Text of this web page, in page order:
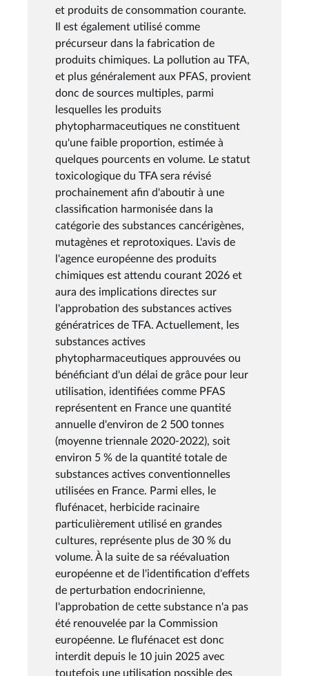
et produits de consommation courante.
Il est également utilisé comme
précurseur dans la fabrication de
produits chimiques. La pollution au TFA,
et plus généralement aux PFAS, provient
donc de sources multiples, parmi
lesquelles les produits
phytopharmaceutiques ne constituent
qu'une faible proportion, estimée à
quelques pourcents en volume. Le statut
toxicologique du TFA sera révisé
prochainement afin d'aboutir à une
classification harmonisée dans la
catégorie des substances cancérigènes,
mutagènes et reprotoxiques. L'avis de
l'agence européenne des produits
chimiques est attendu courant 2026 et
aura des implications directes sur
l'approbation des substances actives
génératrices de TFA. Actuellement, les
substances actives
phytopharmaceutiques approuvées ou
bénéficiant d'un délai de grâce pour leur
utilisation, identifiées comme PFAS
représentent en France une quantité
annuelle d'environ de 2 500 tonnes
(moyenne triennale 2020-2022), soit
environ 5 % de la quantité totale de
substances actives conventionnelles
utilisées en France. Parmi elles, le
flufénacet, herbicide racinaire
particulièrement utilisé en grandes
cultures, représente plus de 30 % du
volume. À la suite de sa réévaluation
européenne et de l'identification d'effets
de perturbation endocrinienne,
l'approbation de cette substance n'a pas
été renouvelée par la Commission
européenne. Le flufénacet est donc
interdit depuis le 10 juin 2025 avec
toutefois une utilisation possible des